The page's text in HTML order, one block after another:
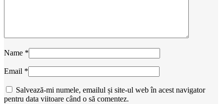
Name *
Email *
Salvează-mi numele, emailul și site-ul web în acest navigator
pentru data viitoare când o să comentez.